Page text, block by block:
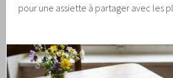
pour une assiette à partager avec les